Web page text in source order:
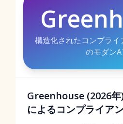
構造化されたコンプラ
のモダン
Greenhouse (2026
によるコンプライア